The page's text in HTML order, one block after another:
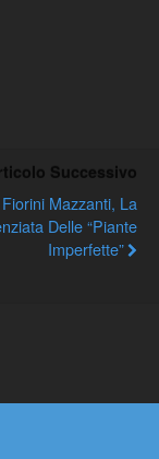
Successivo
Mazzanti, La
Delle “piante
Imperfette”